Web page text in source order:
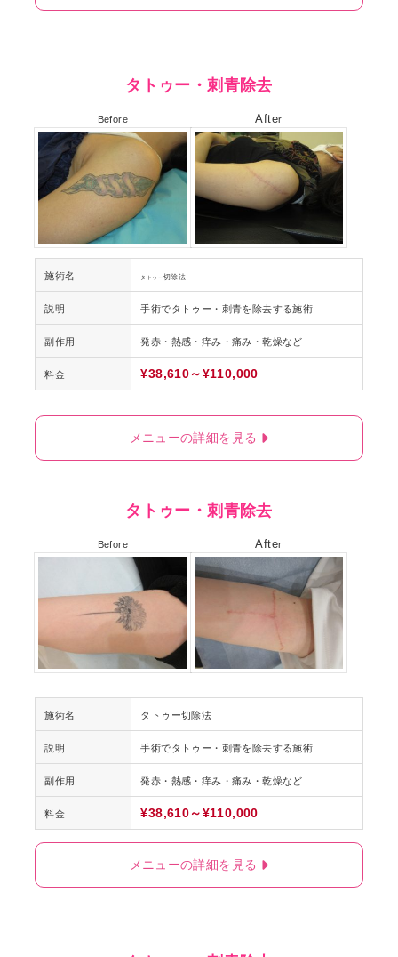
タトゥー・刺青除去
Before After
施術名 タトゥー切除法
説明 手術でタトゥー・刺青を除去する施術
副作用 発赤・熱感・痒み・痛み・乾燥など
料金 ¥38,610～¥110,000
メニューの詳細を見る
タトゥー・刺青除去
Before After
施術名 タトゥー切除法
説明 手術でタトゥー・刺青を除去する施術
副作用 発赤・熱感・痒み・痛み・乾燥など
料金 ¥38,610～¥110,000
メニューの詳細を見る